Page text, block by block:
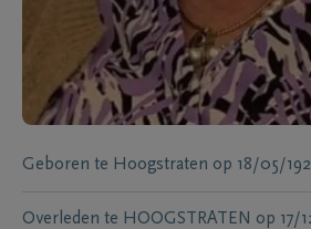
Geboren te Hoogstraten op 18/05/
Overleden te HOOGSTRATEN op 17/